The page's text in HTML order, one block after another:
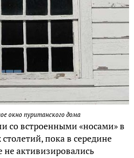
окно пуританского дома
со встроенными «носами» в
пока в середине
не активизировались